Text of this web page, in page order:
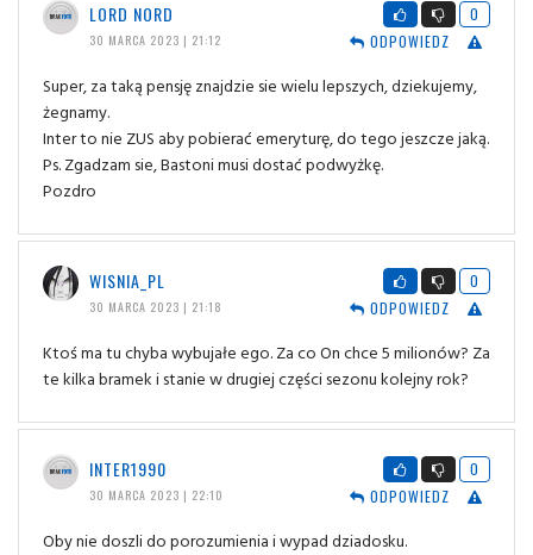
LORD NORD
30 MARCA 2023 | 21:12
0
ODPOWIEDZ
Super, za taką pensję znajdzie sie wielu lepszych, dziekujemy,
żegnamy.
Inter to nie ZUS aby pobierać emeryturę, do tego jeszcze jaką.
Ps. Zgadzam sie, Bastoni musi dostać podwyżkę.
Pozdro
WISNIA_PL
30 MARCA 2023 | 21:18
0
ODPOWIEDZ
Ktoś ma tu chyba wybujałe ego. Za co On chce 5 milionów? Za
te kilka bramek i stanie w drugiej części sezonu kolejny rok?
INTER1990
30 MARCA 2023 | 22:10
0
ODPOWIEDZ
Oby nie doszli do porozumienia i wypad dziadosku.